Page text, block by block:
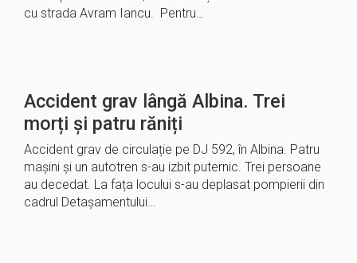
cu strada Avram Iancu. Pentru…
Accident grav lângă Albina. Trei
morți și patru răniți
Accident grav de circulație pe DJ 592, în Albina. Patru
mașini și un autotren s-au izbit puternic. Trei persoane
au decedat. La fața locului s-au deplasat pompierii din
cadrul Detașamentului…